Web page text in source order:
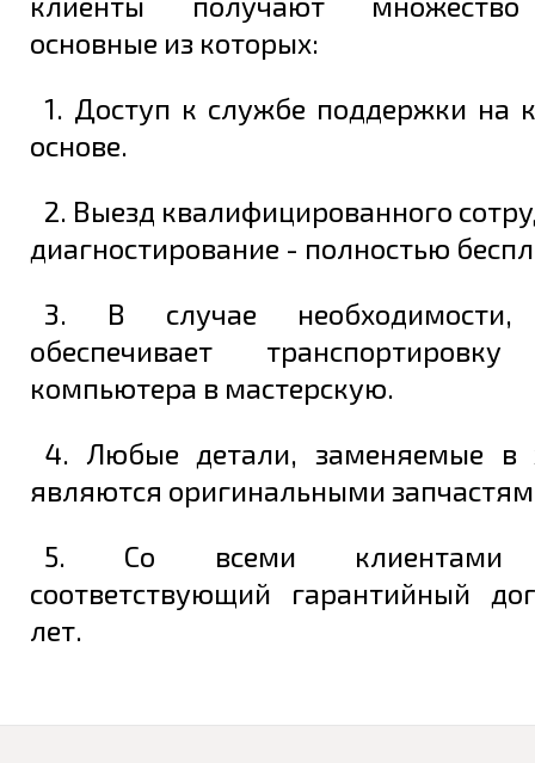
основные из которых:
1. Доступ к службе поддержки на
основе.
2. Выезд квалифицированного
диагностирование - полностью
3. В случае необходимости,
обеспечивает
компьютера в мастерскую.
4. Любые детали, заменяемые в
являются оригинальными
5. Со всеми клиентами
соответствующий гарантийный
лет.